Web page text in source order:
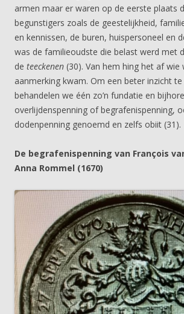
armen maar er waren op de eerste plaats
begunstigers zoals de geestelijkheid,
en kennissen, de buren, huispersoneel en
was de familieoudste die belast werd met
de teeckenen (30). Van hem hing het af wie
aanmerking kwam. Om een beter inzicht
behandelen we één zo’n fundatie en
overlijdenspenning of begrafenispenning,
dodenpenning genoemd en zelfs obiit (31).
De begrafenispenning van François
Anna Rommel (1670)